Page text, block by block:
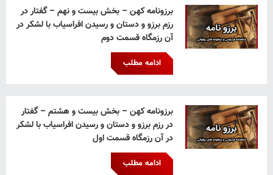
برزونامه کهن – بخش بیست و نهم – گفتار در
رزم برزو و دستان و رسیدن افراسیاب با لشکر در
آن رزمگاه قسمت دوم
ادامه مطلب
برزونامه کهن – بخش بیست و هشتم – گفتار
در رزم برزو و دستان و رسیدن افراسیاب با لشکر
در آن رزمگاه قسمت اول
ادامه مطلب